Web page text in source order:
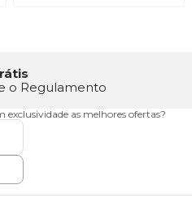
das 8h30 às 17h
exclusividade as melhores ofertas?